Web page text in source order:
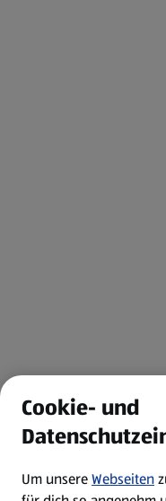
Cookie- und
Um unsereWebseiten